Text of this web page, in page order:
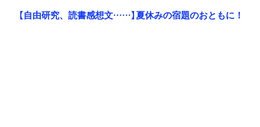
【自由研究、読書感想文……】夏休みの宿題のおともに！